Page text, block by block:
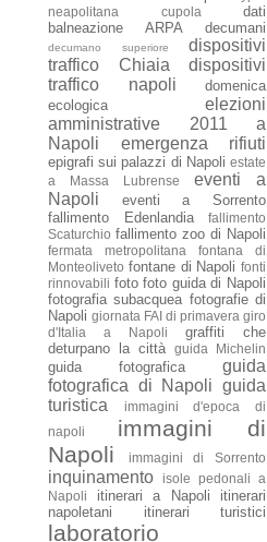
neapolitana
cupola
dati
balneazione ARPA
decumani
decumano superiore
dispositivi
traffico Chiaia
dispositivi
traffico napoli
domenica
ecologica
elezioni
amministrative 2011 a
Napoli
emergenza rifiuti
epigrafi sui palazzi di Napoli estate
a Massa Lubrense
eventi a
Napoli
eventi a Sorrento
fallimento Edenlandia
fallimento
Scaturchio fallimento zoo di Napoli
fermata metropolitana
fontana di
Monteoliveto fontane di Napoli fonti
rinnovabili foto foto guida di Napoli
fotografia subacquea fotografie di
Napoli giornata FAI di primavera giro
d'Italia a Napoli
graffiti che
deturpano la città
guida Michelin
guida fotografica
guida
fotografica di Napoli guida
turistica
immagini d'epoca di
napoli
immagini di
Napoli
immagini di Sorrento
inquinamento
isole pedonali a
Napoli
itinerari a Napoli
itinerari
napoletani
itinerari turistici
laboratorio